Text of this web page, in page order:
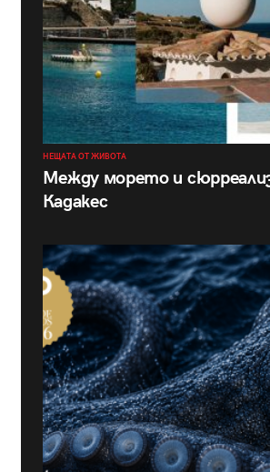
НЕЩАТА ОТ ЖИВОТА
Между морето и
Кадакес